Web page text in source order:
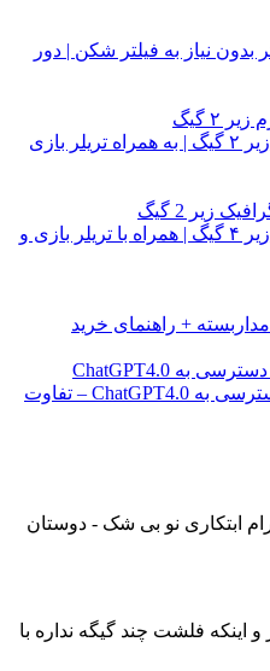
نیاز به فیلتر شکن | دور
۱۰ بازی پیشنهادی برای رم زیر ۲ گیگ | به همراه تریلر بازی
۱۰ بازی پیشنهادی برای رم زیر ۴ گیگ | همراه با تریلر بازی و
GPT-4 معرفی شد، نحوه دسترسی به ChatGPT4.0 – تفاوت
ابتکاری نو بی شک - دوستان
اینکه فلشت چند گیگه نداره با